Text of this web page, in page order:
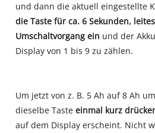
und dann die aktuell eingestellte
die Taste für ca. 6 Sekunden,
Umschaltvorgang ein und der
Display von 1 bis 9 zu zählen.
Um jetzt von z. B. 5 Ah auf 8 Ah
dieselbe Tasteeinmal kurz
auf dem Display erscheint. Nicht